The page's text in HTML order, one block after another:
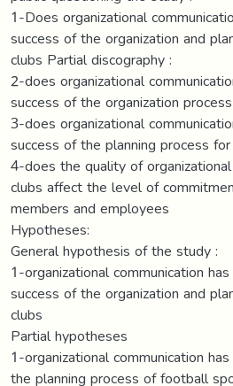
1-Does organizational
success of the organization and
clubs Partial discography :
2-does organizational
success of the organization
3-does organizational
success of the planning process
4-does the quality of
clubs affect the level of
members and employees
Hypotheses:
General hypothesis of the study :
1-organizational communication
success of the organization and
clubs
Partial hypotheses
1-organizational communication
the planning process of football